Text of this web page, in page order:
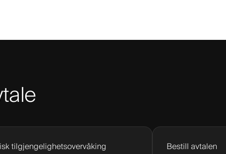
tilgjengelighetsovervåking Bestill avtalen